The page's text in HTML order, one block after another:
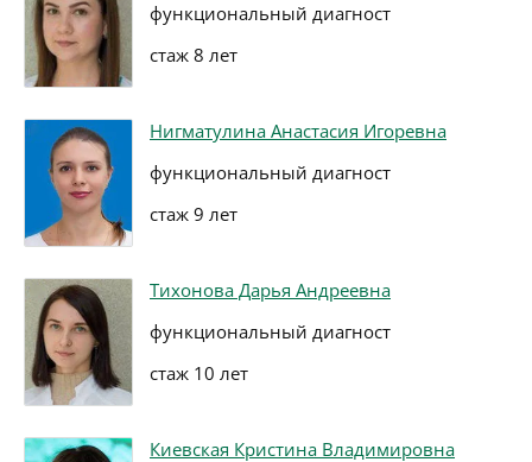
функциональный диагност
стаж 8 лет
Нигматулина Анастасия Игоревна
функциональный диагност
стаж 9 лет
Тихонова Дарья Андреевна
функциональный диагност
стаж 10 лет
Киевская Кристина Владимировна